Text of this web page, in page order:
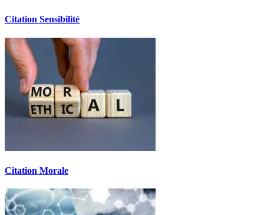
Citation Sensibilité
Citation Morale